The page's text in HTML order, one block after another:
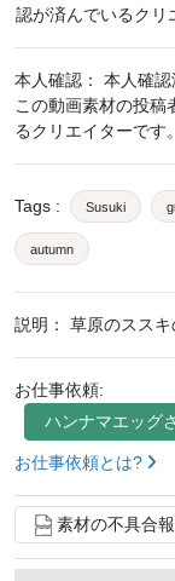
認が済んでいるクリ
本人確認： 本人確認
この動画素材の投稿
るクリエイターです。
Tags : Susuki
autumn
説明： 草原のススキ
お仕事依頼:
ハンナマエッグ
お仕事依頼とは?
素材の不具合